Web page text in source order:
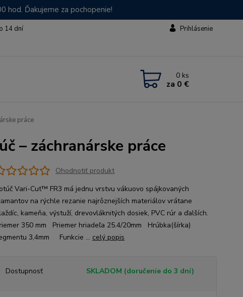
hod. Ďakujeme za pochopenie!
14 dní
Prihlásenie
0 ks
za 0 €
práce
– záchranárske práce
Ohodnotiť produkt
Vari-Cut™ FR3 má jednu vrstvu vákuovo spájkovaných
na rýchle rezanie najrôznejších materiálov vrátane
kameňa, výstuží, drevovláknitých dosiek, PVC rúr a ďalších.
350 mm Priemer hriadeľa 25.4/20mm Hrúbka(šírka)
3,4mm Funkcie ... celý popis
Dostupnosť SKLADOM (doručenie do 3 dní)